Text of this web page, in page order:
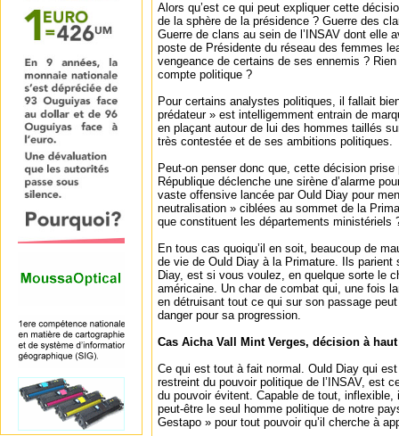
Alors qu’est ce qui peut expliquer cette
de la sphère de la présidence ? Guerre des
Guerre de clans au sein de l’INSAV dont elle
poste de Présidente du réseau des femmes
vengeance de certains de ses ennemis ?
compte politique ?
Pour certains analystes politiques, il fallait
prédateur » est intelligemment entrain de
en plaçant autour de lui des hommes taillés
très contestée et de ses ambitions politiques.
Peut-on penser donc que, cette décision
République déclenche une sirène d’alarme
vaste offensive lancée par Ould Diay pour
neutralisation » ciblées au sommet de la
que constituent les départements ministériels
En tous cas quoiqu’il en soit, beaucoup de
de vie de Ould Diay à la Primature. Ils parient
Diay, est si vous voulez, en quelque sorte le
américaine. Un char de combat qui, une fois
en détruisant tout ce qui sur son passage
danger pour sa progression.
Cas Aicha Vall Mint Verges, décision à
Ce qui est tout à fait normal. Ould Diay qui
restreint du pouvoir politique de l’INSAV, est
du pouvoir évitent. Capable de tout,
peut-être le seul homme politique de notre
Gestapo » pour tout pouvoir qu’il cherche à